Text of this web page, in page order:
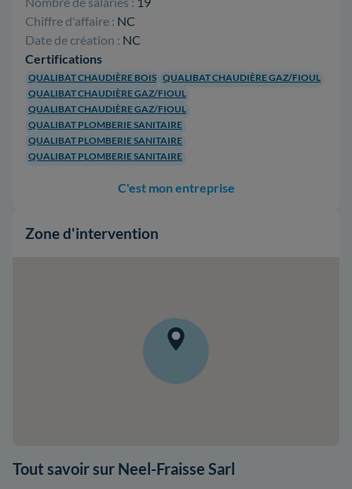
Chiffre d'affaire : NC
Date de création : NC
Certifications
QUALIBAT CHAUDIÈRE BOIS QUALIBAT CHAUDIÈRE GAZ/FIOUL
QUALIBAT CHAUDIÈRE GAZ/FIOUL
QUALIBAT CHAUDIÈRE GAZ/FIOUL
QUALIBAT PLOMBERIE SANITAIRE
QUALIBAT PLOMBERIE SANITAIRE
QUALIBAT PLOMBERIE SANITAIRE
C'est mon entreprise
Zone d'intervention
Tout savoir sur Neel-Fraisse Sarl